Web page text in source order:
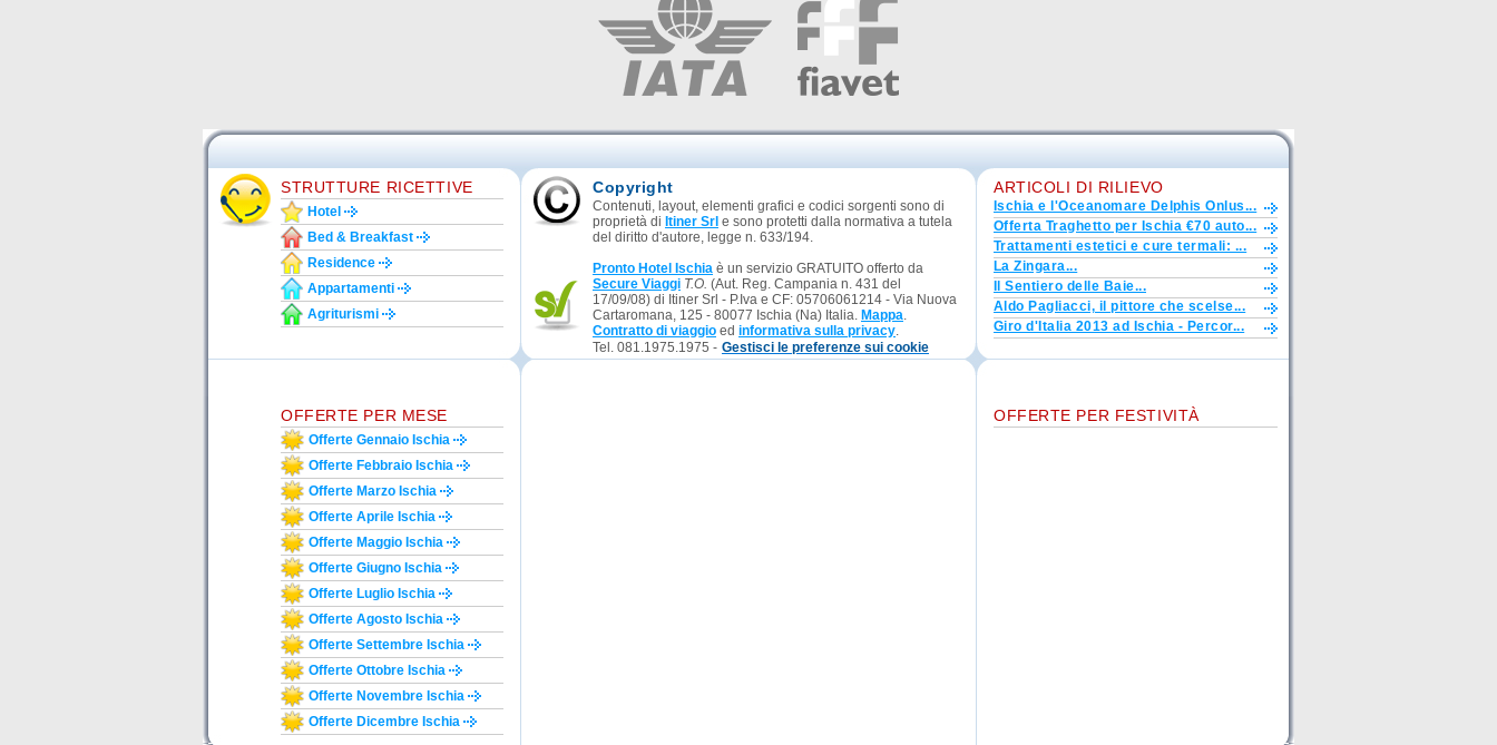
STRUTTURE RICETTIVE
Hotel
Bed & Breakfast
Residence
Appartamenti
Agriturismi
Copyright
Contenuti, layout, elementi grafici e codici sorgenti sono di
proprietà di Itiner Srl e sono protetti dalla normativa a tutela
del diritto d'autore, legge n. 633/194.
Pronto Hotel Ischia è un servizio GRATUITO offerto da
Secure Viaggi T.O. (Aut. Reg. Campania n. 431 del
17/09/08) di Itiner Srl - P.Iva e CF: 05706061214 - Via Nuova
Cartaromana, 125 - 80077 Ischia (Na) Italia. Mappa.
Contratto di viaggio ed informativa sulla privacy.
Tel. 081.1975.1975 - Gestisci le preferenze sui cookie
ARTICOLI DI RILIEVO
Ischia e l'Oceanomare Delphis Onlus...
Offerta Traghetto per Ischia €70 auto...
Trattamenti estetici e cure termali: ...
La Zingara...
Il Sentiero delle Baie...
Aldo Pagliacci, il pittore che scelse...
Giro d'Italia 2013 ad Ischia - Percor...
OFFERTE PER MESE
Offerte Gennaio Ischia
Offerte Febbraio Ischia
Offerte Marzo Ischia
Offerte Aprile Ischia
Offerte Maggio Ischia
Offerte Giugno Ischia
Offerte Luglio Ischia
Offerte Agosto Ischia
Offerte Settembre Ischia
Offerte Ottobre Ischia
Offerte Novembre Ischia
Offerte Dicembre Ischia
OFFERTE PER FESTIVITÀ